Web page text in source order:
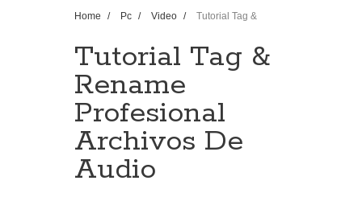
Home / Pc / Video /
Tutorial Tag &
Tutorial Tag &
Rename
Profesional
Archivos De
Audio